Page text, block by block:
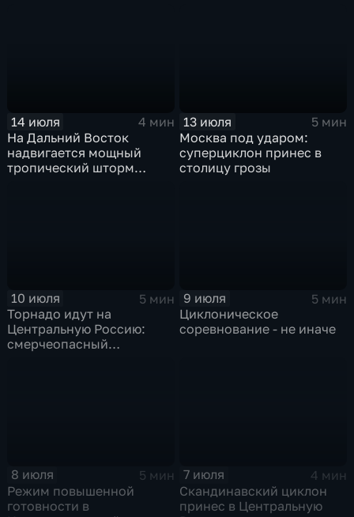
14 июля
4 мин
На Дальний Восток
надвигается мощный
тропический шторм
13 июля
5 мин
Москва под ударом:
суперциклон принес в
столицу грозы
10 июля
5 мин
Торнадо идут на
Центральную Россию:
смерчеопасный
9 июля
5 мин
Циклоническое
соревнование - не иначе
8 июля
5 мин
Режим повышенной
готовности в
7 июля
4 мин
Скандинавский циклон
принес в Центральную